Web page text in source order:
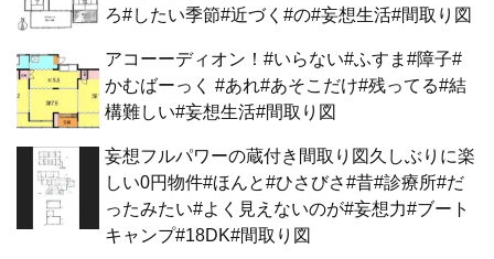
ろ#したい季節#近づく#の#妄想生活#間取り図
アコーーディオン！#いらない#ふすま#障子#
かむばーっく #あれ#あそこだけ#残ってる#結
構難しい#妄想生活#間取り図
妄想フルパワーの蔵付き間取り図久しぶりに楽
しい0円物件#ほんと#ひさびさ#昔#診療所#だ
ったみたい#よく見えないのが#妄想力#ブート
キャンプ#18DK#間取り図